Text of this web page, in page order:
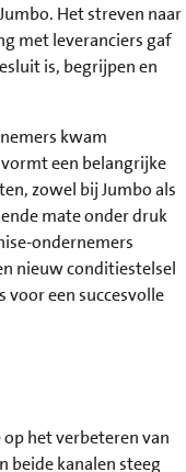
Het streven naar
met leveranciers gaf
is, begrijpen en
kwam
een belangrijke
zowel bij Jumbo als
mate onder druk
ondernemers
nieuw conditiestelsel
voor een succesvolle
het verbeteren van
beide kanalen steeg